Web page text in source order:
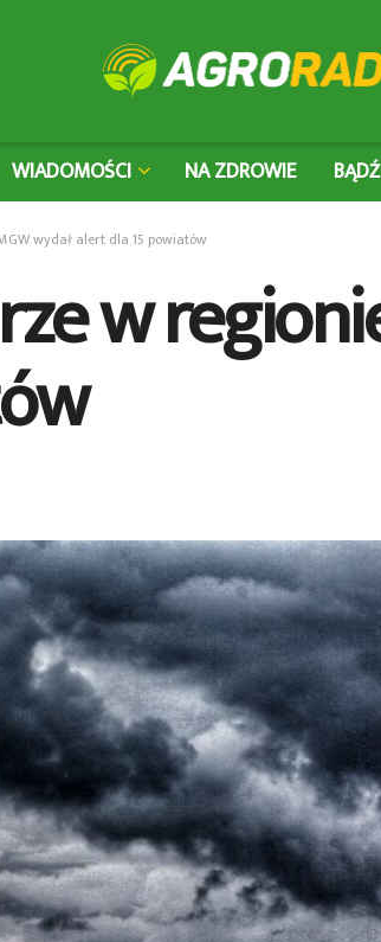
WIADOMOŚCI NA ZDROWIE
wydał alert dla 15 powiatów
w